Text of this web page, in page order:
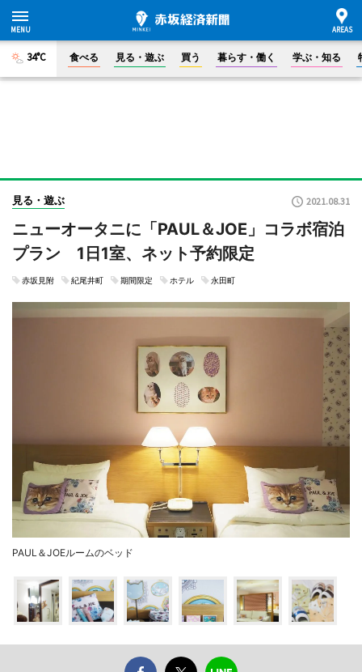
34°C 食べる 見る・遊ぶ 買う 暮らす・働く 学ぶ・知る
見る・遊ぶ 2021.08.31
ニューオータニに「PAUL＆JOE」コラボ宿泊
プラン 1日1室、ネット予約限定
赤坂見附 紀尾井町 期間限定 ホテル 永田町
PAUL＆JOEルームのベッド